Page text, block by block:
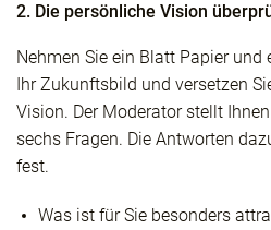
2. Die persönliche Vision
Nehmen Sie ein Blatt Papier und
Ihr Zukunftsbild und versetzen
Vision. Der Moderator stellt
sechs Fragen. Die Antworten
fest.
Was ist für Sie besonders